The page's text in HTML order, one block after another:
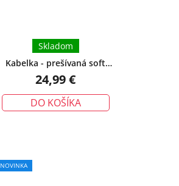
Kabelka - prešívaná soft
crossbody s retiazkou,
béžová
Skladom
24,99 €
DO KOŠÍKA
NOVINKA